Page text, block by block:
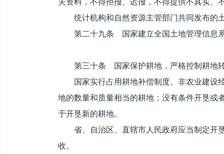
统计机构和自然资源主管部门共同发布的
第二十九条 国家建立全国土地管理信息系
第三十条 国家保护耕地，严格控制耕地
国家实行占用耕地补偿制度。非农业建设经
地的数量和质量相当的耕地；没有条件开垦或
于开垦新的耕地。
省、自治区、直辖市人民政府应当制定开垦
收。